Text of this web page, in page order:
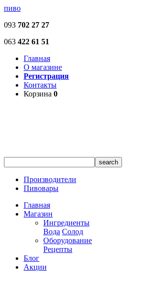
пиво
093 702 27 27
063 422 61 51
Главная
О магазине
Регистрация
Контакты
Корзина 0
Производители
Пивовары
Главная
Магазин
Ингредиенты
Вода Солод
Оборудование
Рецепты
Блог
Акции